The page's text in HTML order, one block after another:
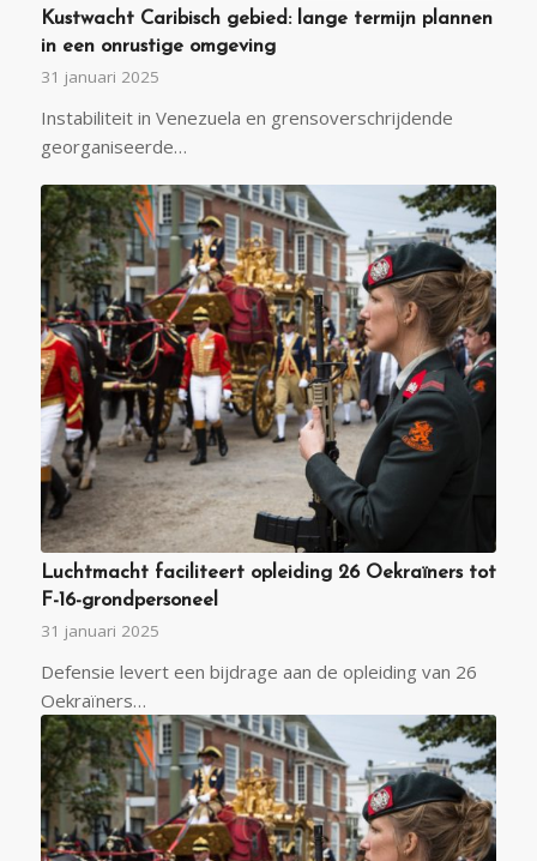
Kustwacht Caribisch gebied: lange termijn plannen
in een onrustige omgeving
31 januari 2025
Instabiliteit in Venezuela en grensoverschrijdende
georganiseerde…
Luchtmacht faciliteert opleiding 26 Oekraïners tot
F-16-grondpersoneel
31 januari 2025
Defensie levert een bijdrage aan de opleiding van 26
Oekraïners…